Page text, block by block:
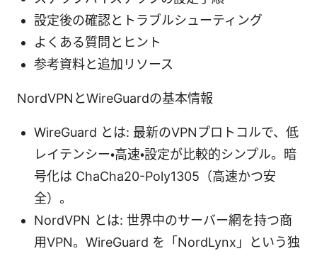
設定後の確認とトラブルシューティング
よくある質問とヒント
参考資料と追加リソース
NordVPNとWireGuardの基本情報
WireGuard とは: 最新のVPNプロトコルで、低
レイテンシー・高速・設定が比較的シンプル。暗
号化は ChaCha20-Poly1305（高速かつ安
全）。
NordVPN とは: 世界中のサーバー網を持つ商
用VPN。WireGuard を「NordLynx」という独